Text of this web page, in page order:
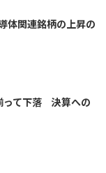
体関連銘柄の上昇の
って下落 決算への